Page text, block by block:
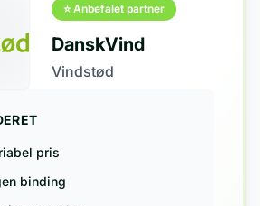
⭐ Anbefalet partner
DanskVind
Vindstød
pris
binding